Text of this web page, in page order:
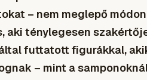
– nem meglepő
aki ténylegesen
futtatott figurákkal,
– mint a